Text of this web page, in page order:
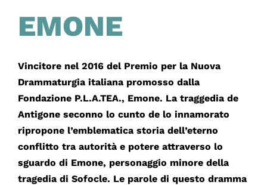
EMONE
Vincitore nel 2016 del Premio per la Nuova
Drammaturgia italiana promosso dalla
Fondazione P.L.A.TEA., Emone. La traggedia de
Antigone seconno lo cunto de lo innamorato
ripropone l’emblematica storia dell’eterno
conflitto tra autorità e potere attraverso lo
sguardo di Emone, personaggio minore della
tragedia di Sofocle. Le parole di questo dramma